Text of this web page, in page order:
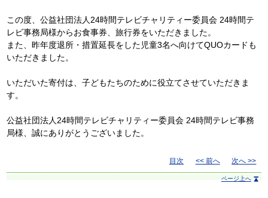
この度、公益社団法人24時間テレビチャリティー委員会 24時間テ
レビ事務局様からお食事券、旅行券をいただきました。
また、昨年度退所・措置延長をした児童3名へ向けてQUOカードも
いただきました。
いただいた寄付は、子どもたちのために役立てさせていただきま
す。
公益社団法人24時間テレビチャリティー委員会 24時間テレビ事務
局様、誠にありがとうございました。
目次 << 前へ 次へ >>
ページ上へ